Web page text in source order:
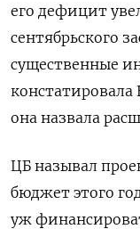
его дефицит
сентябрьского
существенные
она назвала
ЦБ называл
бюджет этого
уж